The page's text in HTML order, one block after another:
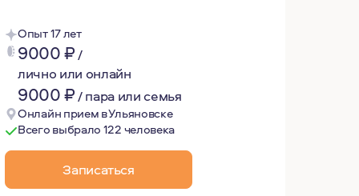
Опыт 17 лет
9000₽/
лично или онлайн
9000₽/пара или семья
Онлайн прием в Ульяновске
Всего выбрало 122 человека
Записаться
мне свои истории и вдохновили на обучение в